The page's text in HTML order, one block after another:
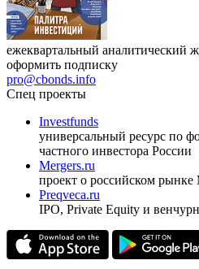
ежеквартальный аналитический
оформить подписку
pro@cbonds.info
Спец проекты
Investfunds
универсальный ресурс по
частного инвестора России
Mergers.ru
проект о российском
Preqveca.ru
IPO, Private Equity и